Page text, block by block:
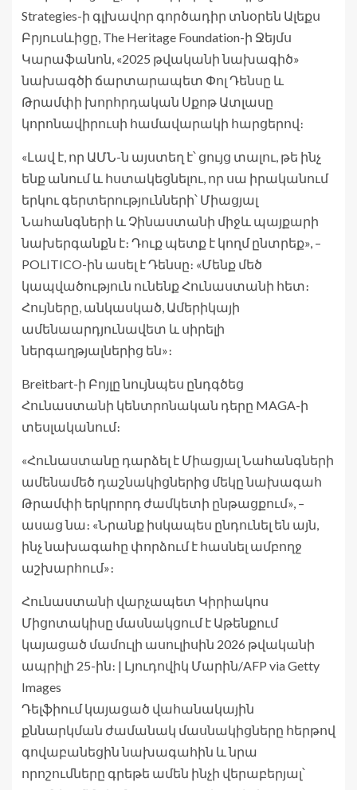
Strategies-ի գլխավոր գործադիր տնօրեն Ալեքս
Բրյուսևիցը, The Heritage Foundation-ի Ջեյմս
Կարաֆանոն, «2025 թվականի նախագիծ»
նախագծի ճարտարապետ Փոլ Դենսը և
Թրամփի խորհրդական Սքոթ Ատլասը
կորոնավիրուսի համավարակի հարցերով։
«Լավ է, որ ԱՄՆ-ն այստեղ է՝ ցույց տալու, թե ինչ
ենք անում և հստակեցնելու, որ սա իրականում
երկու գերտերությունների՝ Միացյալ
Նահանգների և Չինաստանի միջև պայքարի
նախերգանքն է։ Դուք պետք է կողմ ընտրեք», –
POLITICO-ին ասել է Դենսը։ «Մենք մեծ
կապվածություն ունենք Հունաստանի հետ։
Հույները, անկասկած, Ամերիկայի
ամենաարդյունավետ և սիրելի
ներգաղթյալներից են»։
Breitbart-ի Բոյլը նույնպես ընդգծեց
Հունաստանի կենտրոնական դերը MAGA-ի
տեսլականում։
«Հունաստանը դարձել է Միացյալ Նահանգների
ամենամեծ դաշնակիցներից մեկը նախագահ
Թրամփի երկրորդ ժամկետի ընթացքում», –
ասաց նա։ «Նրանք իսկապես ընդունել են այն,
ինչ նախագահը փորձում է հասնել ամբողջ
աշխարհում»։
Հունաստանի վարչապետ Կիրիակոս
Միցոտակիսը մասնակցում է Աթենքում
կայացած մամուլի ասուլիսին 2026 թվականի
ապրիլի 25-ին։ | Լյուդովիկ Մարին/AFP via Getty
Images
Դելֆիում կայացած վահանակային
քննարկման ժամանակ մասնակիցները հերթով
գովաբանեցին նախագահին և նրա
որոշումները գրեթե ամեն ինչի վերաբերյալ՝